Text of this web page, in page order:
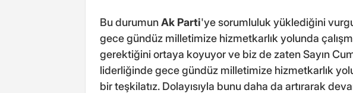
Bu durumunAk Parti'ye sorumluluk yüklediğini
gece gündüz milletimize hizmetkarlık yolunda
gerektiğini ortaya koyuyor ve biz de zaten Sayın
liderliğinde gece gündüz milletimize hizmetkarlık
bir teşkilatız. Dolayısıyla bunu daha da artırarak